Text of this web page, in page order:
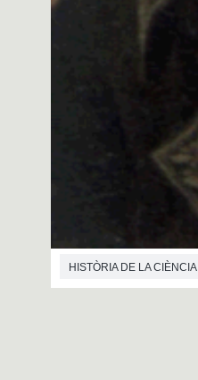
HISTÒRIA DE LA CIÈNCIA